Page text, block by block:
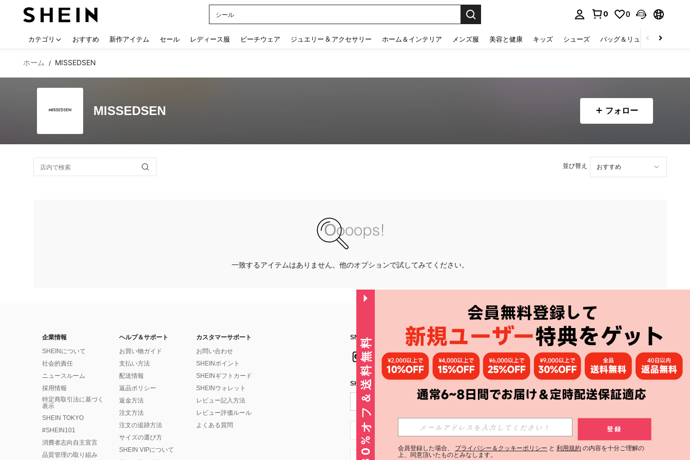
シール
0 0
カテゴリ おすすめ 新作アイテム セール レディース服 ビーチウェア ジュエリー & アクセサリー ホーム＆インテリア メンズ服 美容と健康 キッズ シューズ バッグ＆リュック
ホーム / MISSEDSEN
MISSEDSEN フォロー
並び替え
一致するアイテムはありません。他のオプションで試してみてください。
企業情報
SHEINについて
社会的責任
ニュースルーム
採用情報
特定商取引法に基づく
表示
SHEIN TOKYO
#SHEIN101
消費者志向自主宣言
品質管理の取り組み
ヘルプ＆サポート
お買い物ガイド
支払い方法
配送情報
返品ポリシー
返金方法
注文方法
注文の追跡方法
サイズの選び方
SHEIN VIPについて
カスタマーサポート
お問い合わせ
SHEINポイント
SHEINギフトカード
SHEINウォレット
レビュー記入方法
レビュー評価ルール
よくある質問
SNSフォローはこちら： アプリ
SHEIN STYLE NEWSを購読する
購読
JP + 81 登録する
30%オフ＆送料無料 登録
会員登録した場合、 プライバシー＆クッキーポリシー と 利用規約 の内容を十分ご理解の
上、同意頂いたものとみなします。